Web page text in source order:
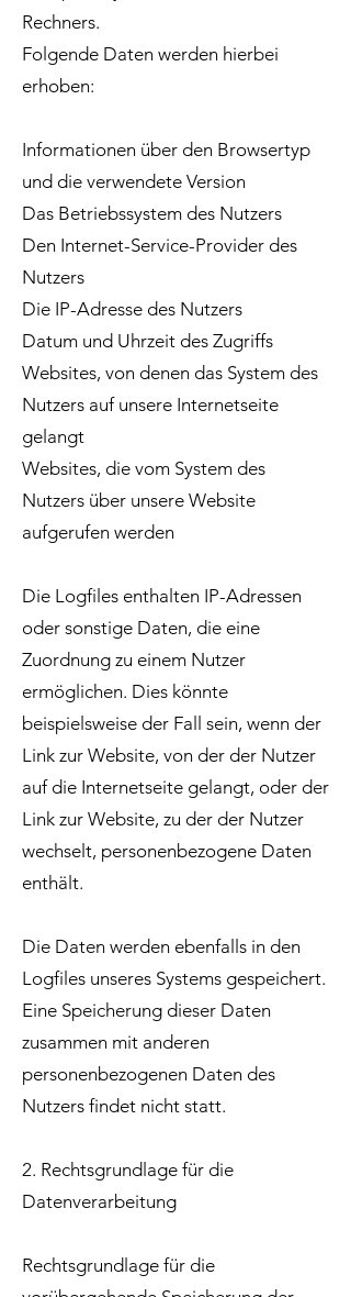
Rechners.
Folgende Daten werden hierbei
erhoben:
Informationen über den Browsertyp
und die verwendete Version
Das Betriebssystem des Nutzers
Den Internet-Service-Provider des
Nutzers
Die IP-Adresse des Nutzers
Datum und Uhrzeit des Zugriffs
Websites, von denen das System des
Nutzers auf unsere Internetseite
gelangt
Websites, die vom System des
Nutzers über unsere Website
aufgerufen werden
Die Logfiles enthalten IP-Adressen
oder sonstige Daten, die eine
Zuordnung zu einem Nutzer
ermöglichen. Dies könnte
beispielsweise der Fall sein, wenn der
Link zur Website, von der der Nutzer
auf die Internetseite gelangt, oder der
Link zur Website, zu der der Nutzer
wechselt, personenbezogene Daten
enthält.
Die Daten werden ebenfalls in den
Logfiles unseres Systems gespeichert.
Eine Speicherung dieser Daten
zusammen mit anderen
personenbezogenen Daten des
Nutzers findet nicht statt.
2. Rechtsgrundlage für die
Datenverarbeitung
Rechtsgrundlage für die